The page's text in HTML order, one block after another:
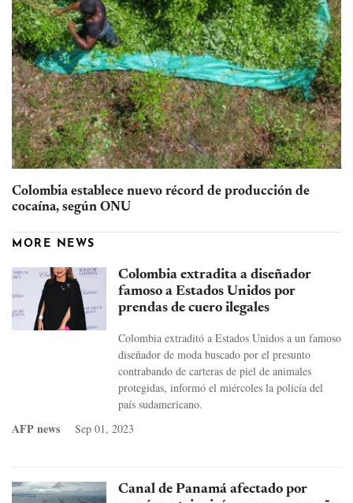
Colombia establece nuevo récord de producción de
cocaína, según ONU
MORE NEWS
Colombia extradita a diseñador
famoso a Estados Unidos por
prendas de cuero ilegales
Colombia extraditó a Estados Unidos a un famoso
diseñador de moda buscado por el presunto
contrabando de carteras de piel de animales
protegidas, informó el miércoles la policía del
país sudamericano.
AFP news Sep 01, 2023
Canal de Panamá afectado por